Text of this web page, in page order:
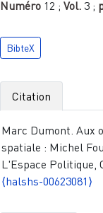
Numéro 12 ; Vol. 3 ;
BibteX
Citation
Marc Dumont. Aux
spatiale : Michel
L'Espace Politique,
⟨halshs-00623081⟩